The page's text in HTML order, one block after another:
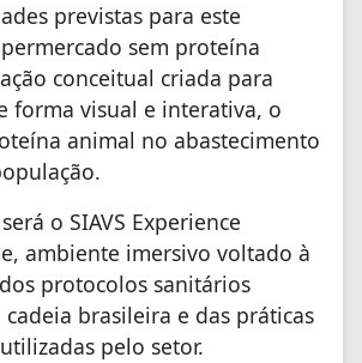
previstas para este
sem proteína
conceitual criada para
forma visual e interativa, o
animal no abastecimento
o SIAVS Experience
ambiente imersivo voltado à
protocolos sanitários
brasileira e das práticas
pelo setor.